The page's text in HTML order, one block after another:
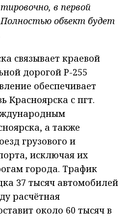
в первой
Полностью объект будет
связывает краевой
дорогой Р-255
обеспечивает
Красноярска с пгт.
а также
грузового и
исключая их
города. Трафик
37 тысяч автомобилей
расчётная
около 60 тысяч в